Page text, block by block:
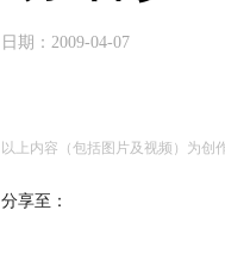
日期：2009-04-07
以上内容（包括图片及视频）为创
分享至：